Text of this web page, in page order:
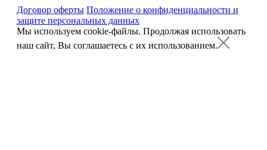
Договор оферты Положение о конфиденциальности и
защите персональных данных
Мы используем cookie-файлы. Продолжая использовать
наш сайт, Вы соглашаетесь с их использованием.